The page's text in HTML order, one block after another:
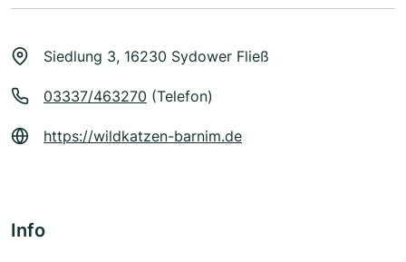
Siedlung 3, 16230 Sydower Fließ
03337/463270 (Telefon)
https://wildkatzen-barnim.de
Info